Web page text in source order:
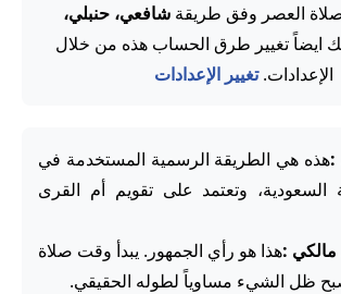
العصر وفق طريقةشافعي، حنبلي،
ايضاً تغيير طرق الحساب هذه من خلال
الإعدادات.تغيير الإعدادات
:هذه هي الطريقة الرسمية المستخدمة في
السعودية، وتعتمد على تقويم أم القرى
مالكي :هذا هو رأي الجمهور. يبدأ وقت صلاة
ظل الشيء مساوياً لطوله الحقيقي.